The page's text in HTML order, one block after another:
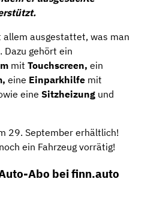
allem ausgestattet, was man
Dazu gehört ein
mit Touchscreen, ein
eine Einparkhilfe mit
eine Sitzheizung und
29. September erhältlich!
ein Fahrzeug vorrätig!
Abo bei finn.auto